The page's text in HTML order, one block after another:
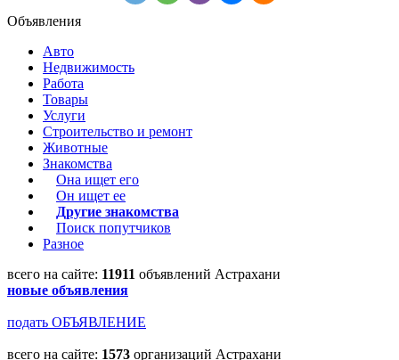
Объявления
Авто
Недвижимость
Работа
Товары
Услуги
Строительство и ремонт
Животные
Знакомства
Она ищет его
Он ищет ее
Другие знакомства
Поиск попутчиков
Разное
всего на сайте: 11911 объявлений Астрахани
новые объявления
подать ОБЪЯВЛЕНИЕ
всего на сайте: 1573 организаций Астрахани